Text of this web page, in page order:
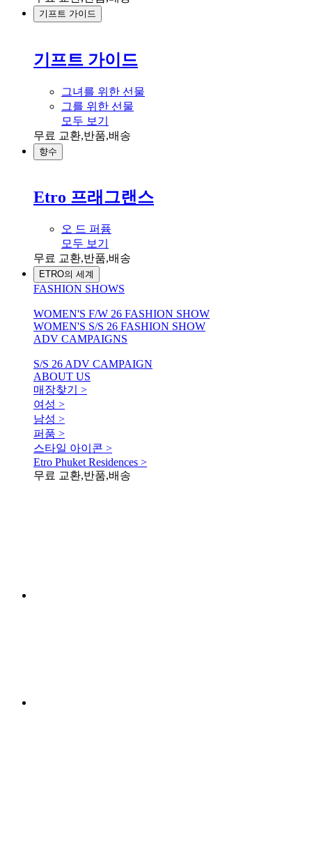
기프트 가이드
기프트 가이드
그녀를 위한 선물
그를 위한 선물
모두 보기
무료 교환,반품,배송
향수
Etro 프래그랜스
오 드 퍼퓸
모두 보기
무료 교환,반품,배송
ETRO의 세계
FASHION SHOWS
WOMEN'S F/W 26 FASHION SHOW
WOMEN'S S/S 26 FASHION SHOW
ADV CAMPAIGNS
S/S 26 ADV CAMPAIGN
ABOUT US
매장찾기 >
여성 >
남성 >
퍼품 >
스타일 아이콘 >
Etro Phuket Residences >
무료 교환,반품,배송